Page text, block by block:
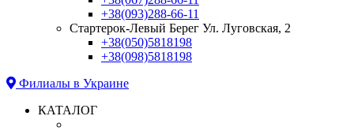
+38(093)288-66-11
Стартерок-Левый Берег Ул. Луговская, 2
+38(050)5818198
+38(098)5818198
Филиалы в Украине
КАТАЛОГ